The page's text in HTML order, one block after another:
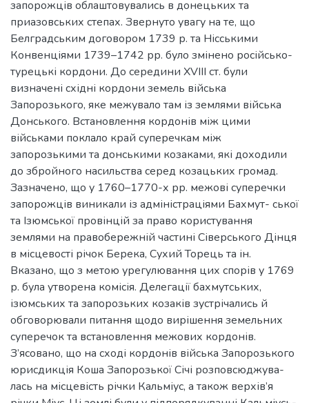
запорожців облаштовувались в донецьких та
приазовських степах. Звернуто увагу на те, що
Белградським договором 1739 р. та Нісськими
Конвенціями 1739–1742 рр. було змінено російсько-
турецькі кордони. До середини XVIII ст. були
визначені східні кордони земель війська
Запорозького, яке межувало там із землями війська
Донського. Встановлення кордонів між цими
військами поклало край суперечкам між
запорозькими та донськими козаками, які доходили
до збройного насильства серед козацьких громад.
Зазначено, що у 1760–1770-х рр. межові суперечки
запорожців виникали із адміністраціями Бахмут- ської
та Ізюмської провінцій за право користування
землями на правобережній частині Сіверського Дінця
в місцевості річок Берека, Сухий Торець та ін.
Вказано, що з метою урегулювання цих спорів у 1769
р. була утворена комісія. Делегації бахмутських,
ізюмських та запорозьких козаків зустрічались й
обговорювали питання щодо вирішення земельних
суперечок та встановлення межових кордонів.
З’ясовано, що на сході кордонів війська Запорозького
юрисдикція Коша Запорозької Січі розповсюджува-
лась на місцевість річки Кальміус, а також верхів’я